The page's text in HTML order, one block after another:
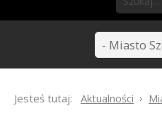
Jesteś tutaj: Aktualności